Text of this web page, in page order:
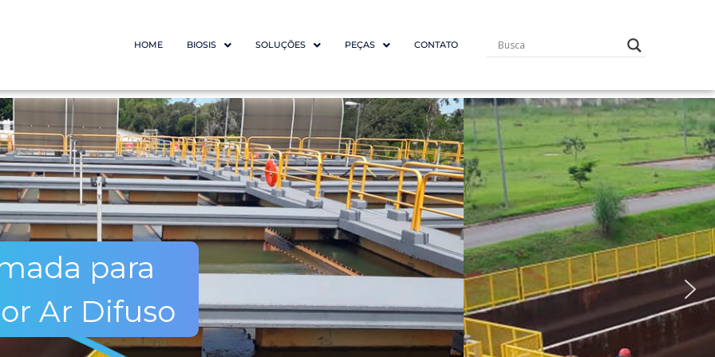
HOME BIOSIS SOLUÇÕES PEÇAS CONTATO
Programada para
de Aeração por Ar Difuso